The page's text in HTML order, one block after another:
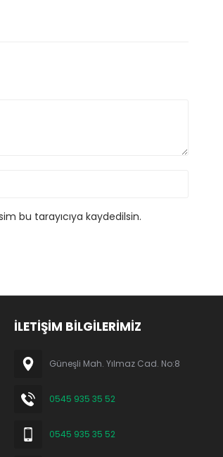
bu tarayıcıya kaydedilsin.
İLETİŞİM BİLGİLERİMİZ
Güneşli Mah. Yılmaz Cad. No:8
0545 935 35 52
0545 935 35 52